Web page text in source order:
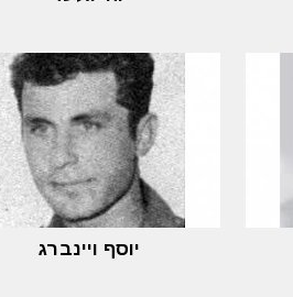
יוסף ויינברג